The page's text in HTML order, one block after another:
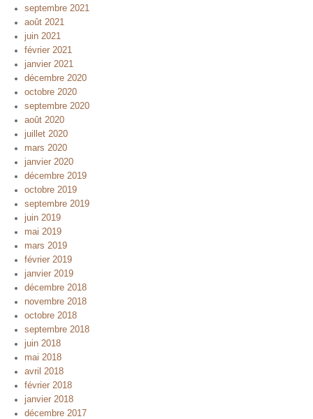
septembre 2021
août 2021
juin 2021
février 2021
janvier 2021
décembre 2020
octobre 2020
septembre 2020
août 2020
juillet 2020
mars 2020
janvier 2020
décembre 2019
octobre 2019
septembre 2019
juin 2019
mai 2019
mars 2019
février 2019
janvier 2019
décembre 2018
novembre 2018
octobre 2018
septembre 2018
juin 2018
mai 2018
avril 2018
février 2018
janvier 2018
décembre 2017